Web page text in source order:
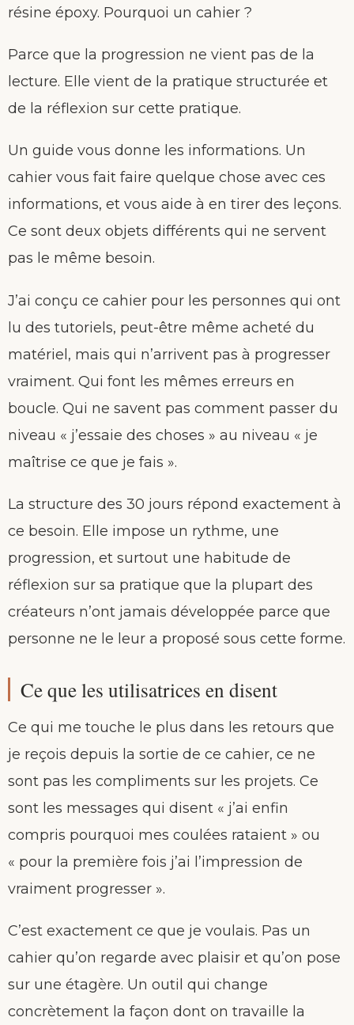
résine époxy. Pourquoi un cahier ?
Parce que la progression ne vient pas de la
lecture. Elle vient de la pratique structurée et
de la réflexion sur cette pratique.
Un guide vous donne les informations. Un
cahier vous fait faire quelque chose avec ces
informations, et vous aide à en tirer des leçons.
Ce sont deux objets différents qui ne servent
pas le même besoin.
J’ai conçu ce cahier pour les personnes qui ont
lu des tutoriels, peut-être même acheté du
matériel, mais qui n’arrivent pas à progresser
vraiment. Qui font les mêmes erreurs en
boucle. Qui ne savent pas comment passer du
niveau « j’essaie des choses » au niveau « je
maîtrise ce que je fais ».
La structure des 30 jours répond exactement à
ce besoin. Elle impose un rythme, une
progression, et surtout une habitude de
réflexion sur sa pratique que la plupart des
créateurs n’ont jamais développée parce que
personne ne le leur a proposé sous cette forme.
Ce que les utilisatrices en disent
Ce qui me touche le plus dans les retours que
je reçois depuis la sortie de ce cahier, ce ne
sont pas les compliments sur les projets. Ce
sont les messages qui disent « j’ai enfin
compris pourquoi mes coulées rataient » ou
« pour la première fois j’ai l’impression de
vraiment progresser ».
C’est exactement ce que je voulais. Pas un
cahier qu’on regarde avec plaisir et qu’on pose
sur une étagère. Un outil qui change
concrètement la façon dont on travaille la